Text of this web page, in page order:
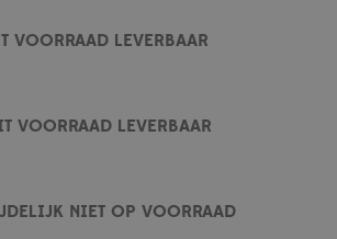
VOORRAAD LEVERBAAR
VOORRAAD LEVERBAAR
NIET OP VOORRAAD